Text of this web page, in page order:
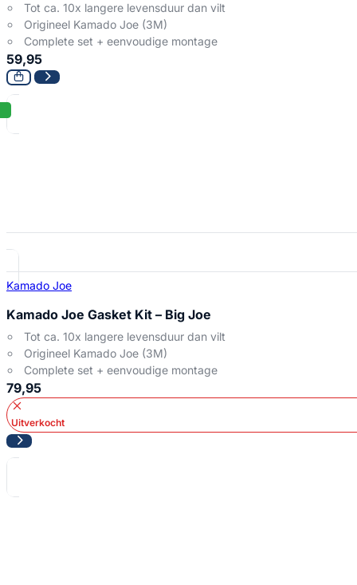
Tot ca. 10x langere levensduur dan vilt
Origineel Kamado Joe (3M)
Complete set + eenvoudige montage
59,95
Kamado Joe
Kamado Joe Gasket Kit – Big Joe
Tot ca. 10x langere levensduur dan vilt
Origineel Kamado Joe (3M)
Complete set + eenvoudige montage
79,95
Uitverkocht